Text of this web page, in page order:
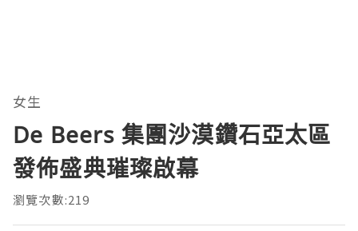
女生
De Beers 集團沙漠鑽石亞太區
發佈盛典璀璨啟幕
瀏覽次數:219